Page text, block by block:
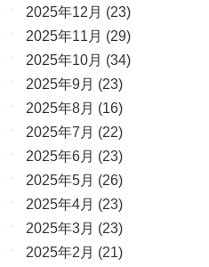
2025年12月 (23)
2025年11月 (29)
2025年10月 (34)
2025年9月 (23)
2025年8月 (16)
2025年7月 (22)
2025年6月 (23)
2025年5月 (26)
2025年4月 (23)
2025年3月 (23)
2025年2月 (21)